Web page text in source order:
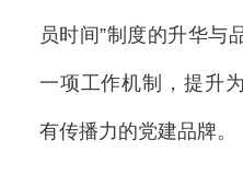
员时间”制度的升华与
一项工作机制，提升
有传播力的党建品牌。